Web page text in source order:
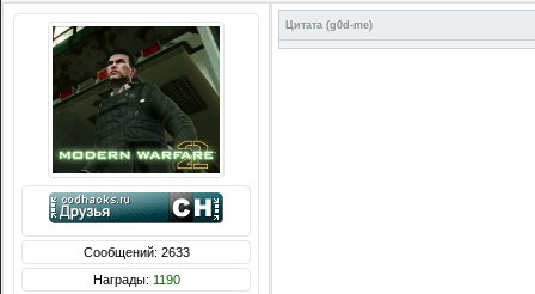
Сообщений: 2633
Награды: 1190
Цитата (g0d-me)